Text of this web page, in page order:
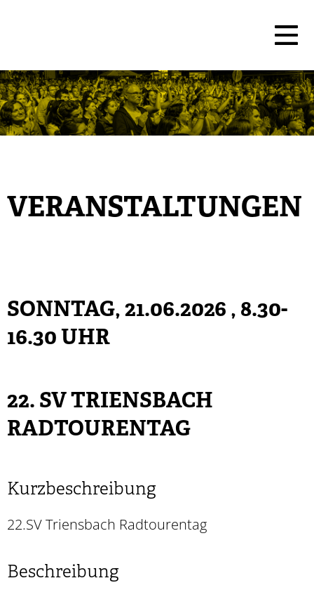
VERANSTALTUNGEN
SONNTAG, 21.06.2026 , 8.30-
16.30 UHR
22. SV TRIENSBACH
RADTOURENTAG
Kurzbeschreibung
22.SV Triensbach Radtourentag
Beschreibung